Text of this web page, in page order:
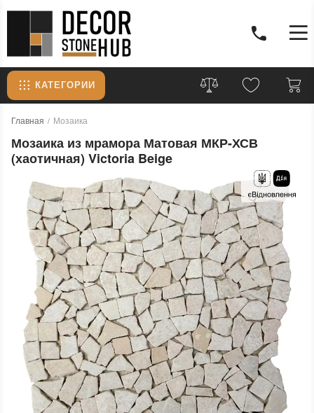
КАТЕГОРИИ
Главная Мозаика
Мозаика из мрамора Матовая МКР-ХСВ
(хаотичная) Victoria Beige